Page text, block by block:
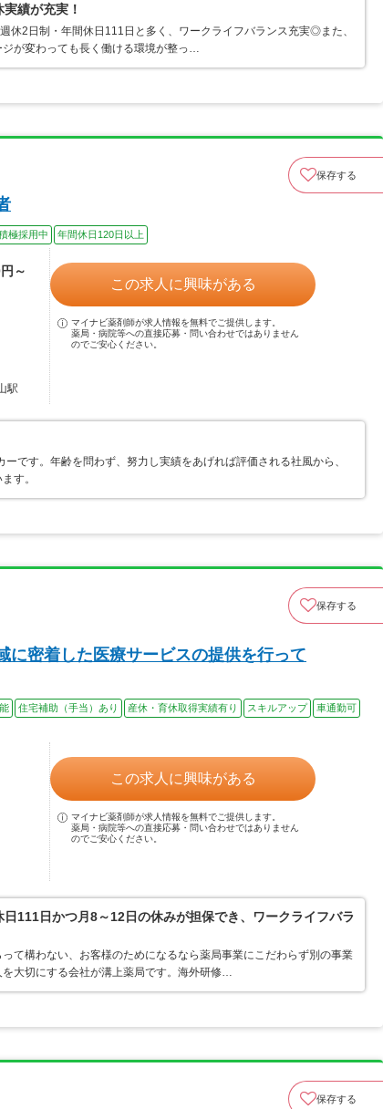
績が充実！
休2日制・年間休日111日と多く、ワークライフバランス充実◎また、
が変わっても長く働ける環境が整っ…
保存する
極採用中 年間休日120日以上
～
駅
この求人に興味がある
マイナビ薬剤師が求人情報を無料でご提供します。
薬局・病院等への直接応募・問い合わせではありません
のでご安心ください。
です。年齢を問わず、努力し実績をあげれば評価される社風から、
す。
保存する
に密着した医療サービスの提供を行って
住宅補助（手当）あり 産休・育休取得実績有り スキルアップ
車通勤可
この求人に興味がある
マイナビ薬剤師が求人情報を無料でご提供します。
薬局・病院等への直接応募・問い合わせではありません
のでご安心ください。
111日かつ月8～12日の休みが担保でき、ワークライフバラ
て構わない、お客様のためになるなら薬局事業にこだわらず別の事業
大切にする会社が溝上薬局です。海外研修…
保存する